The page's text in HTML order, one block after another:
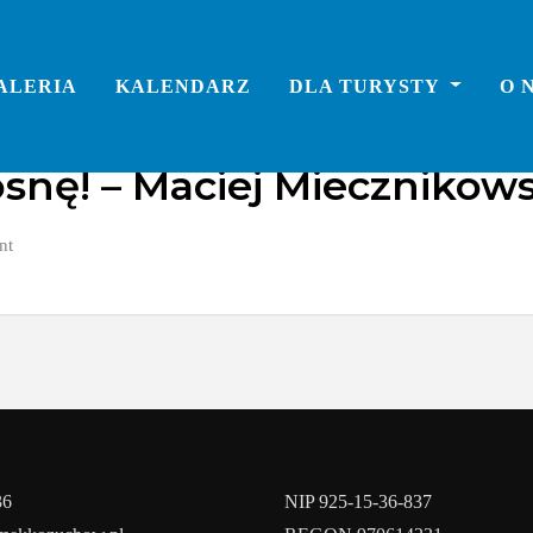
KALENDARZ DLA TURYSTY O
– Maciej
NIP 925-15-36-837